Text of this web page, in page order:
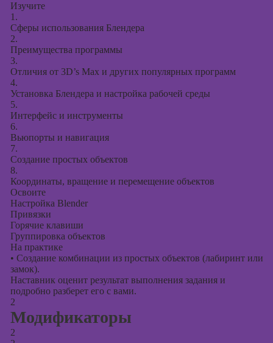
PowerPoint
Изучите
1.
Сферы использования Блендера
2.
Преимущества программы
3.
Отличия от 3D’s Max и других популярных программ
4.
Установка Блендера и настройка рабочей среды
5.
Интерфейс и инструменты
6.
Вьюпорты и навигация
7.
Создание простых объектов
8.
Координаты, вращение и перемещение объектов
Освоите
Настройка Blender
Привязки
Горячие клавиши
Группировка объектов
На практике
• Создание комбинации из простых объектов (лабиринт или
замок).
Наставник оценит результат выполнения задания и
подробно разберет его с вами.
2
Модификаторы
2